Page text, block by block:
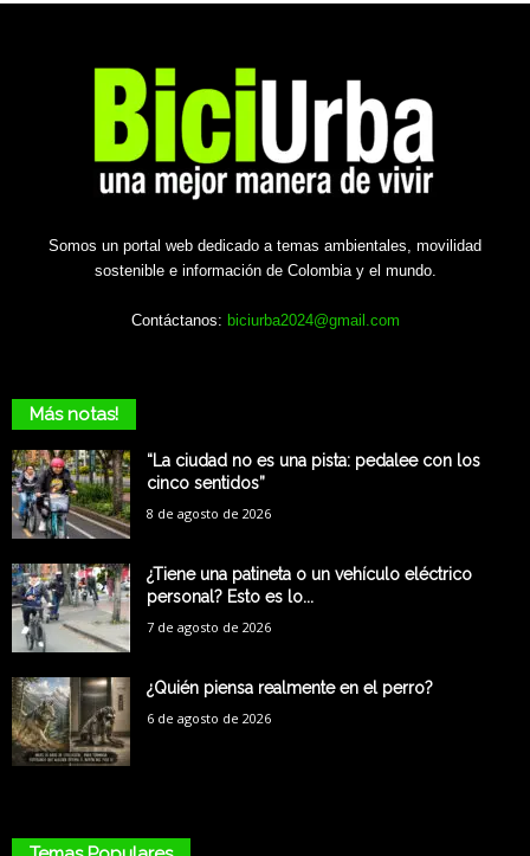
Somos un portal web dedicado a temas ambientales, movilidad
sostenible e información de Colombia y el mundo.
Contáctanos: biciurba2024@gmail.com
Más notas!
“La ciudad no es una pista: pedalee con los
cinco sentidos”
8 de agosto de 2026
¿Tiene una patineta o un vehículo eléctrico
personal? Esto es lo...
7 de agosto de 2026
¿Quién piensa realmente en el perro?
6 de agosto de 2026